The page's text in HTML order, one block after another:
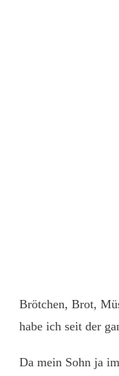
Brötchen, Brot,
habe ich seit der
Da mein Sohn ja